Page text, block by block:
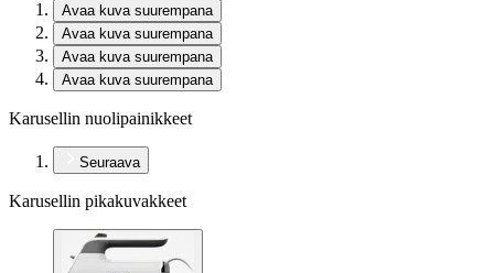
Avaa kuva suurempana
Avaa kuva suurempana
Avaa kuva suurempana
Avaa kuva suurempana
Karusellin nuolipainikkeet
Seuraava
Karusellin pikakuvakkeet